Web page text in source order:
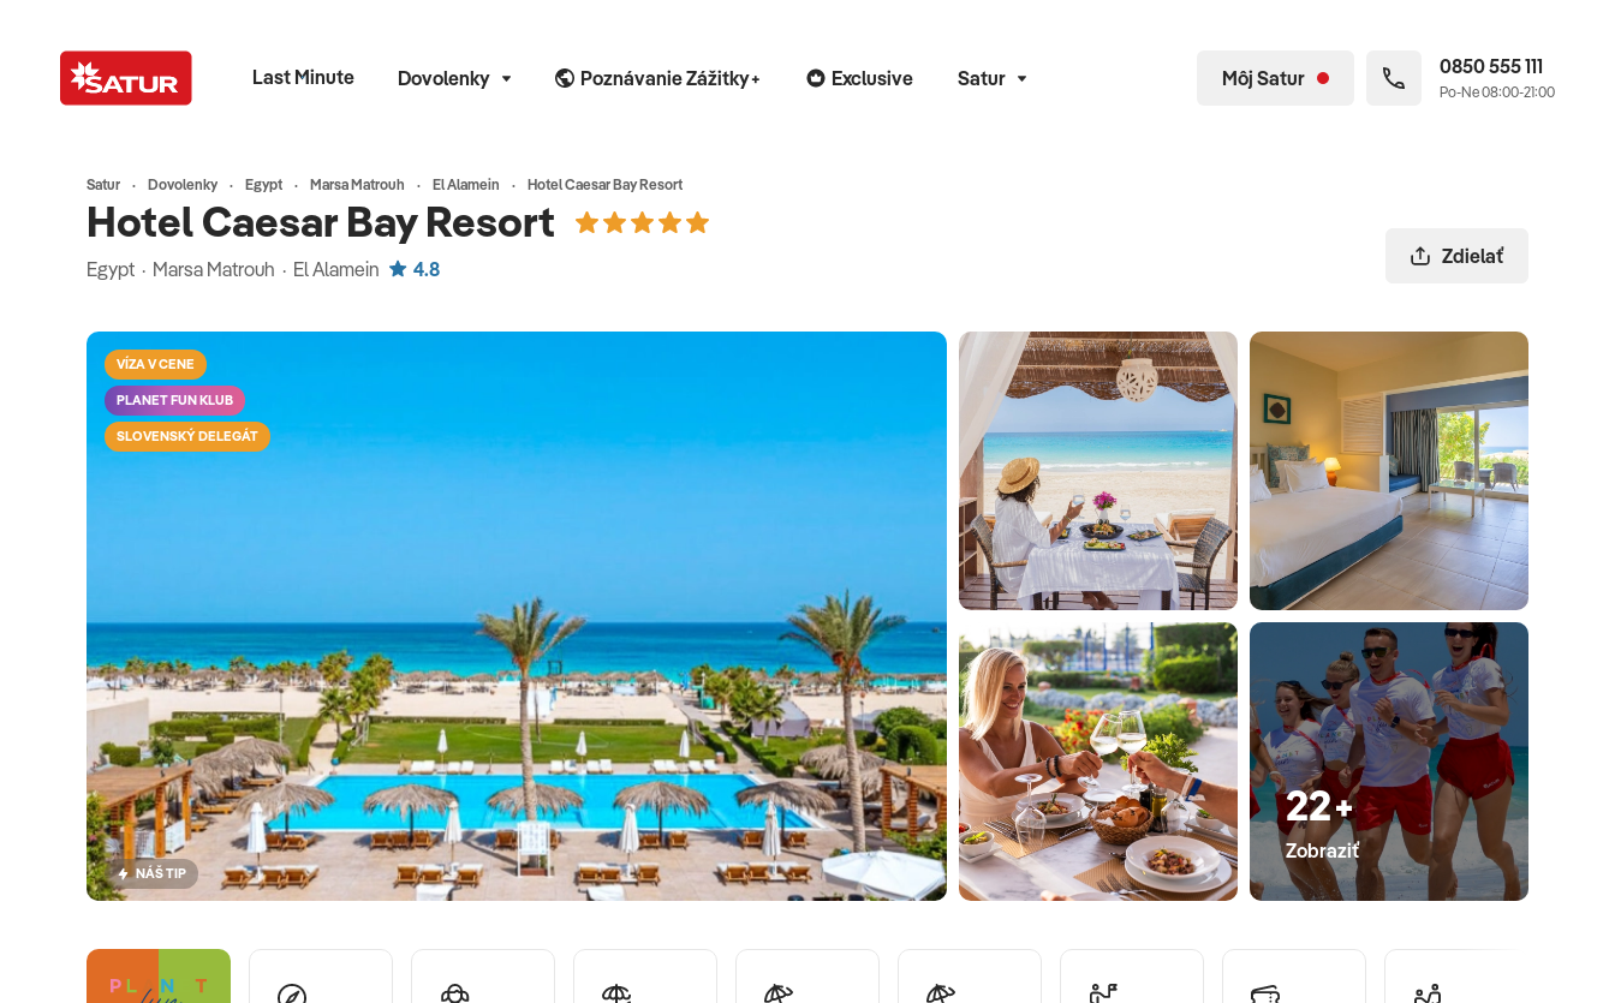
Last Minute Dovolenky Poznávanie Zážitky+ Exclusive Satur Môj Satur 0850 555 111
Po-Ne 08:00-21:00
Satur Dovolenky Egypt Marsa Matrouh El Alamein Hotel Caesar Bay Resort
Hotel Caesar Bay Resort
Egypt · Marsa Matrouh · El Alamein 4.8
Zdielať
VÍZA V CENE
PLANET FUN KLUB
SLOVENSKÝ DELEGÁT
NÁŠ TIP
22+
Zobraziť